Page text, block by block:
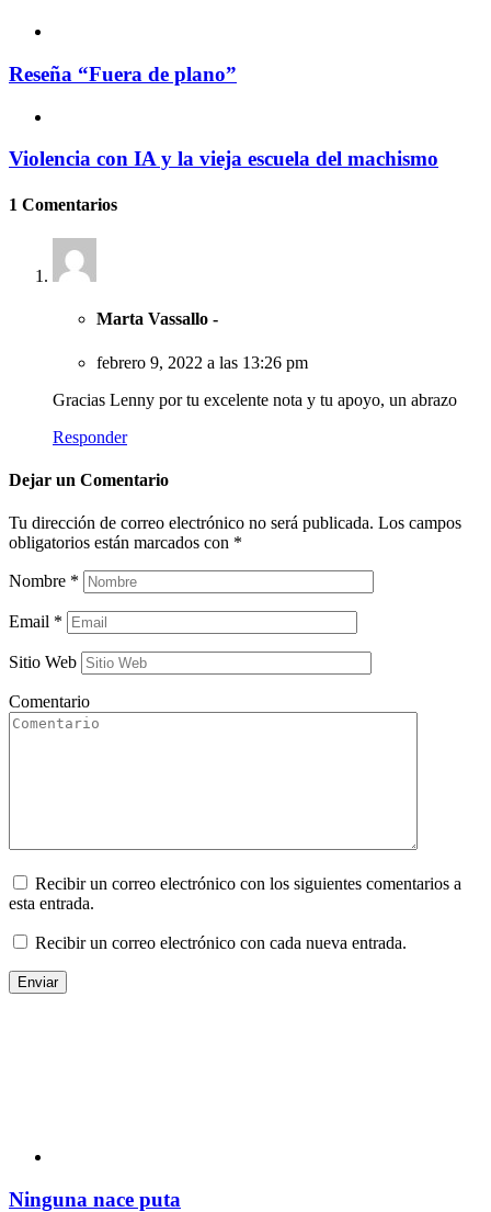
Reseña “Fuera de plano”
Violencia con IA y la vieja escuela del machismo
1 Comentarios
Marta Vassallo -
febrero 9, 2022 a las 13:26 pm
Gracias Lenny por tu excelente nota y tu apoyo, un abrazo
Responder
Dejar un Comentario
Tu dirección de correo electrónico no será publicada. Los campos
obligatorios están marcados con *
Nombre *
Email *
Sitio Web
Comentario
Recibir un correo electrónico con los siguientes comentarios a
esta entrada.
Recibir un correo electrónico con cada nueva entrada.
Ninguna nace puta